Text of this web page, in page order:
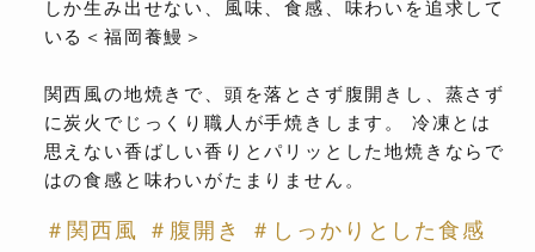
しか生み出せない、風味、食感、味わいを追求して
いる＜福岡養鰻＞
関西風の地焼きで、頭を落とさず腹開きし、蒸さず
に炭火でじっくり職人が手焼きします。 冷凍とは
思えない香ばしい香りとパリッとした地焼きならで
はの食感と味わいがたまりません。
＃関西風 ＃腹開き ＃しっかりとした食感